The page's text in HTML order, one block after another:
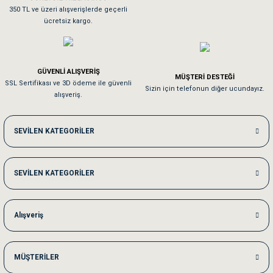
Kedilerim beğeniyorlar. Memnunuz. Uygun fiyatta olması iyi.
Me***** Ya******
Akşam verdiğim sipariş bir sonraki gün elime ulaştı. Jack russell köpeğim
Ka***** Ar******
Ufak bir sorun harici sorun olmadı sağolsunlar onuda hemen çözdüler
350 TL ve üzeri alışverişlerde geçerli
ücretsiz kargo.
GÜVENLİ ALIŞVERİŞ
SSL Sertifikası ve 3D ödeme ile güvenli
alışveriş.
MÜŞTERİ DESTEĞİ
Sizin için telefonun diğer ucundayız.
SEVİLEN KATEGORİLER
SEVİLEN KATEGORİLER
Alışveriş
MÜŞTERİLER